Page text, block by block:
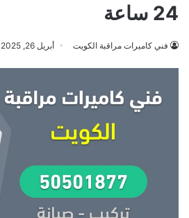
24 ساعة
فني كاميرات مراقبة الكويت أبريل 26, 2025